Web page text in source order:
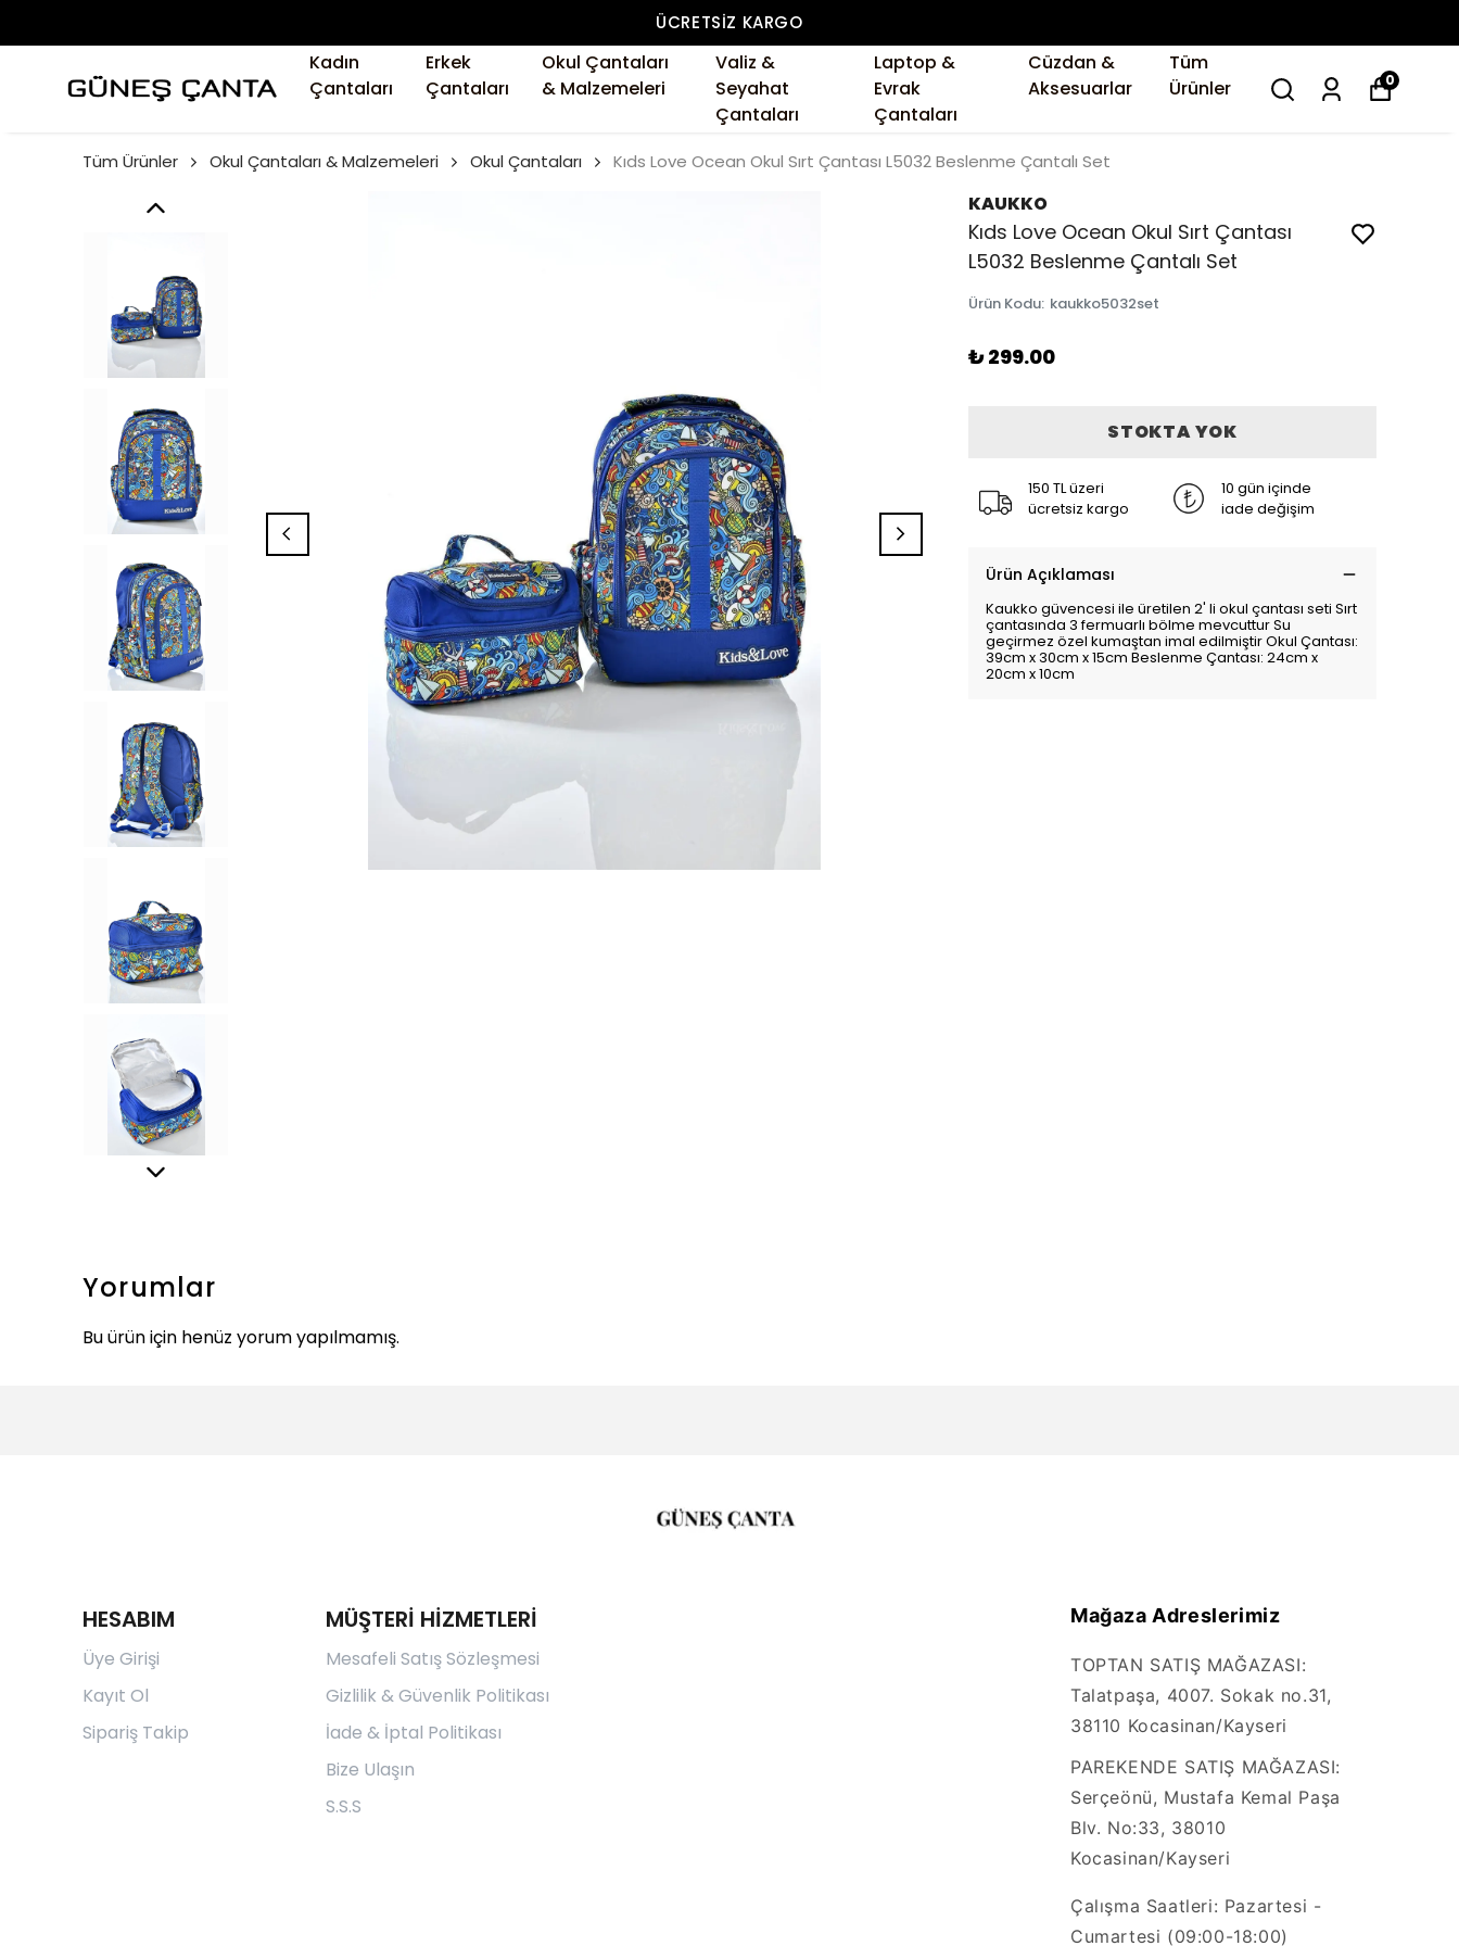
ÜCRETSIZ KARGO
Kadın
Çantaları
Erkek
Çantaları
Okul Çantaları
& Malzemeleri
Valiz &
Seyahat
Çantaları
Laptop &
Evrak
Çantaları
Cüzdan &
Aksesuarlar
Tüm
Ürünler
0
Tüm Ürünler Okul Çantaları & Malzemeleri Okul Çantaları Kıds Love Ocean Okul Sırt Çantası L5032 Beslenme Çantalı Set
KAUKKO
Kıds Love Ocean Okul Sırt Çantası
L5032 Beslenme Çantalı Set
Ürün Kodu: kaukko5032set
₺ 299.00
STOKTA YOK
150 TL üzeri
ücretsiz kargo
10 gün içinde
iade değişim
Ürün Açıklaması
Kaukko güvencesi ile üretilen 2' li okul çantası seti Sırt
çantasında 3 fermuarlı bölme mevcuttur Su
geçirmez özel kumaştan imal edilmiştir Okul Çantası:
39cm x 30cm x 15cm Beslenme Çantası: 24cm x
20cm x 10cm
Yorumlar
Bu ürün için henüz yorum yapılmamış.
HESABIM
Üye Girişi
Kayıt Ol
Sipariş Takip
MÜŞTERİ HİZMETLERİ
Mesafeli Satış Sözleşmesi
Gizlilik & Güvenlik Politikası
İade & İptal Politikası
Bize Ulaşın
S.S.S
Mağaza Adreslerimiz
TOPTAN SATIŞ MAĞAZASI:
Talatpaşa, 4007. Sokak no.31,
38110 Kocasinan/Kayseri
PAREKENDE SATIŞ MAĞAZASI:
Serçeönü, Mustafa Kemal Paşa
Blv. No:33, 38010
Kocasinan/Kayseri
Çalışma Saatleri: Pazartesi -
Cumartesi (09:00-18:00)